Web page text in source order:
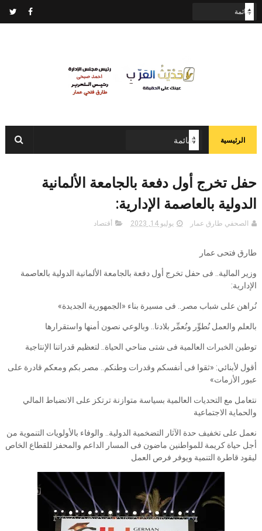
الرئيسية
حفل تخرج أول دفعة بالجامعة الألمانية
الدولية بالعاصمة الإدارية:
الصحفي طارق عمار يوليو 14, 2023 أقتصاد
طارق فتحى عمار
وزير المالية.. فى حفل تخرج أول دفعة بالجامعة الألمانية الدولية بالعاصمة
الإدارية:
نُراهن على شباب مصر.. فى مسيرة بناء «الجمهورية الجديدة»
بالعلم والعمل نُطوِّر ونُعمِّر بلادنا.. وبالوعي نصون أمنها واستقرارها
توطين الخبرات العالمية فى شتى مناحي الحياة.. لتعظيم قدراتنا الإنتاجية
أقول لأبنائي: «ثقوا فى أنفسكم وقدرات وطنكم.. مصر بكم ومعكم قادرة على
عبور الأزمات»
نتعامل مع التحديات العالمية بسياسة متوازنة ترتكز على الانضباط المالي
والحماية الاجتماعية
نعمل على تخفيف حدة الآثار التضخمية الدولية.. والوفاء بالأولويات التنموية من
أجل حياة كريمة للمواطنين ماضون فى المسار الداعم والمحفز للقطاع الخاص
ليقود قاطرة التنمية ويوفر فرص العمل